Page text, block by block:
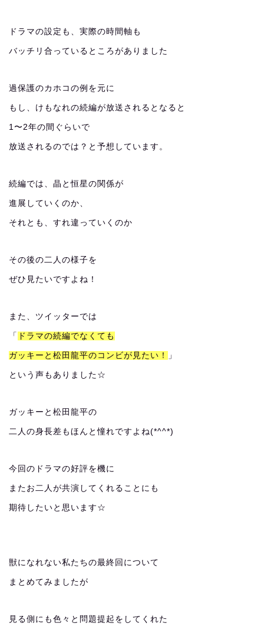
ドラマの設定も、実際の時間軸も
バッチリ合っているところがありました
過保護のカホコの例を元に
もし、けもなれの続編が放送されるとなると
1〜2年の間ぐらいで
放送されるのでは？と予想しています。
続編では、晶と恒星の関係が
進展していくのか、
それとも、すれ違っていくのか
その後の二人の様子を
ぜひ見たいですよね！
また、ツイッターでは
「 ドラマの続編でなくても
ガッキーと松田龍平のコンビが見たい！ 」
という声もありました☆
ガッキーと松田龍平の
二人の身長差もほんと憧れですよね(*^^*)
今回のドラマの好評を機に
またお二人が共演してくれることにも
期待したいと思います☆
獣になれない私たちの最終回について
まとめてみましたが
見る側にも色々と問題提起をしてくれた